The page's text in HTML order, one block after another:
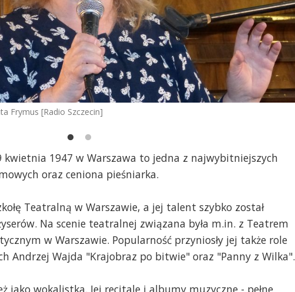
Frymus [Radio Szczecin]
kwietnia 1947 w Warszawa to jedna z najwybitniejszych
oraz ceniona pieśniarka.
Teatralną w Warszawie, a jej talent szybko został
Na scenie teatralnej związana była m.in. z Teatrem
w Warszawie. Popularność przyniosły jej także role
Andrzej Wajda "Krajobraz po bitwie" oraz "Panny z Wilka".
jako wokalistka. Jej recitale i albumy muzyczne - pełne